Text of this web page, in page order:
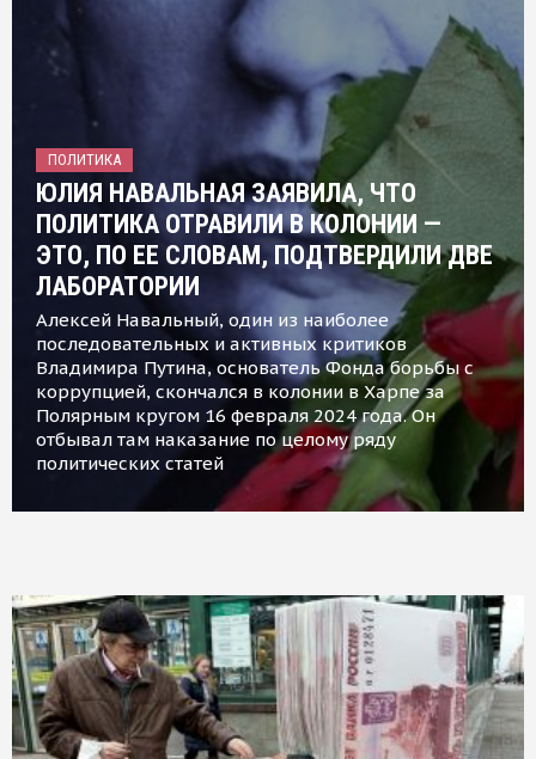
ПОЛИТИКА
ЮЛИЯ НАВАЛЬНАЯ ЗАЯВИЛА, ЧТО
ПОЛИТИКА ОТРАВИЛИ В КОЛОНИИ —
ЭТО, ПО ЕЕ СЛОВАМ, ПОДТВЕРДИЛИ ДВЕ
ЛАБОРАТОРИИ
Алексей Навальный, один из наиболее
последовательных и активных критиков
Владимира Путина, основатель Фонда борьбы с
коррупцией, скончался в колонии в Харпе за
Полярным кругом 16 февраля 2024 года. Он
отбывал там наказание по целому ряду
политических статей